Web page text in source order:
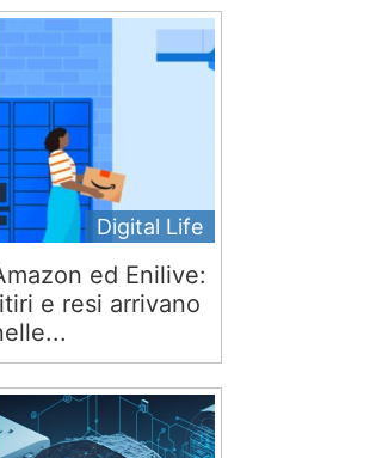
Digital Life
ed Enilive:
e resi arrivano